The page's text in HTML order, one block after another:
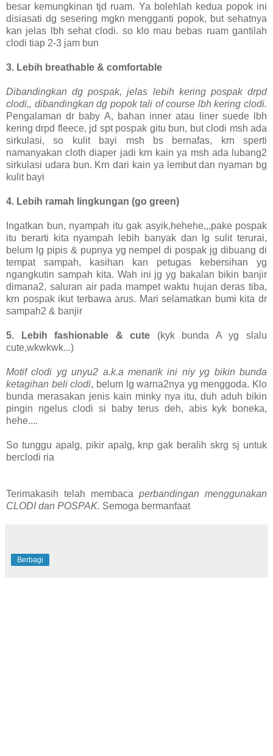
besar kemungkinan tjd ruam. Ya bolehlah kedua popok ini
disiasati dg sesering mgkn mengganti popok, but sehatnya
kan jelas lbh sehat clodi. so klo mau bebas ruam gantilah
clodi tiap 2-3 jam bun
3. Lebih breathable & comfortable
Dibandingkan dg pospak, jelas lebih kering pospak drpd
clodi,, dibandingkan dg popok tali of course lbh kering clodi.
Pengalaman dr baby A, bahan inner atau liner suede lbh
kering drpd fleece, jd spt pospak gitu bun, but clodi msh ada
sirkulasi, so kulit bayi msh bs bernafas, krn sperti
namanyakan cloth diaper jadi krn kain ya msh ada lubang2
sirkulasi udara bun. Krn dari kain ya lembut dan nyaman bg
kulit bayi
4. Lebih ramah lingkungan (go green)
Ingatkan bun, nyampah itu gak asyik,hehehe,,,pake pospak
itu berarti kita nyampah lebih banyak dan lg sulit terurai,
belum lg pipis & pupnya yg nempel di pospak jg dibuang di
tempat sampah, kasihan kan petugas kebersihan yg
ngangkutin sampah kita. Wah ini jg yg bakalan bikin banjir
dimana2, saluran air pada mampet waktu hujan deras tiba,
krn pospak ikut terbawa arus. Mari selamatkan bumi kita dr
sampah2 & banjir
5. Lebih fashionable & cute (kyk bunda A yg slalu
cute,wkwkwk...)
Motif clodi yg unyu2 a.k.a menarik ini niy yg bikin bunda
ketagihan beli clodi, belum lg warna2nya yg menggoda. Klo
bunda merasakan jenis kain minky nya itu, duh aduh bikin
pingin ngelus clodi si baby terus deh, abis kyk boneka,
hehe....
So tunggu apalg, pikir apalg, knp gak beralih skrg sj untuk
berclodi ria
Terimakasih telah membaca perbandingan menggunakan
CLODI dan POSPAK. Semoga bermanfaat
Berbagi